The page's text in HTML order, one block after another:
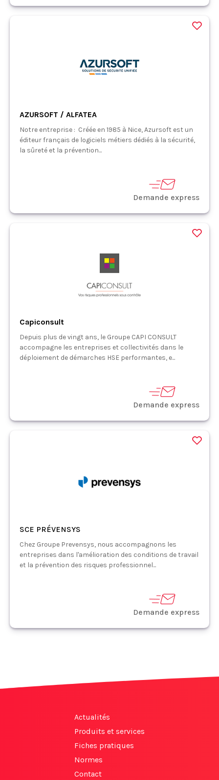
AZURSOFT / ALFATEA
Notre entreprise : Créée en 1985 à Nice, Azursoft est un
éditeur français de logiciels métiers dédiés à la sécurité,
la sûreté et la prévention...
Demande express
Capiconsult
Depuis plus de vingt ans, le Groupe CAPI CONSULT
accompagne les entreprises et collectivités dans le
déploiement de démarches HSE performantes, e...
Demande express
SCE PRÉVENSYS
Chez Groupe Prevensys, nous accompagnons les
entreprises dans l'amélioration des conditions de travail
et la prévention des risques professionnel...
Demande express
Actualités
Produits et services
Fiches pratiques
Normes
Contact